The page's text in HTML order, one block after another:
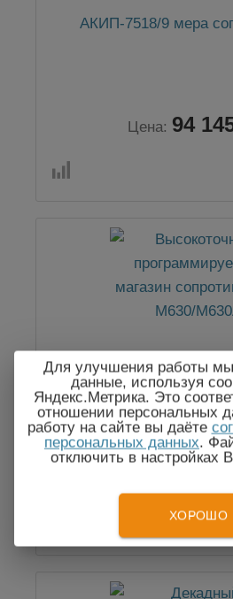
АКИП-7518/9 мера
Цена: 94
Высокоточный
магазин
Для улучшения работы
данные, используя
Яндекс.Метрика. Это
отношении персональных
работу на сайте вы даёте
персональных данных.
отключить в настройках
ХОРОШО